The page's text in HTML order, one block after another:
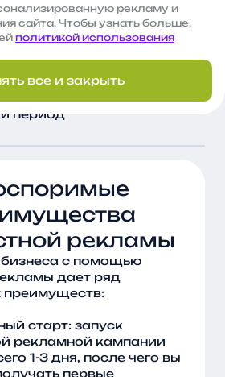
вам отчетность
период
рекламы
с помощью
дает ряд
преимуществ:
старт: запуск
рекламной кампании
1-3 дня, после чего вы
первые
рекламу и
сайта. Чтобы узнать больше,
политикой использования
все и закрыть